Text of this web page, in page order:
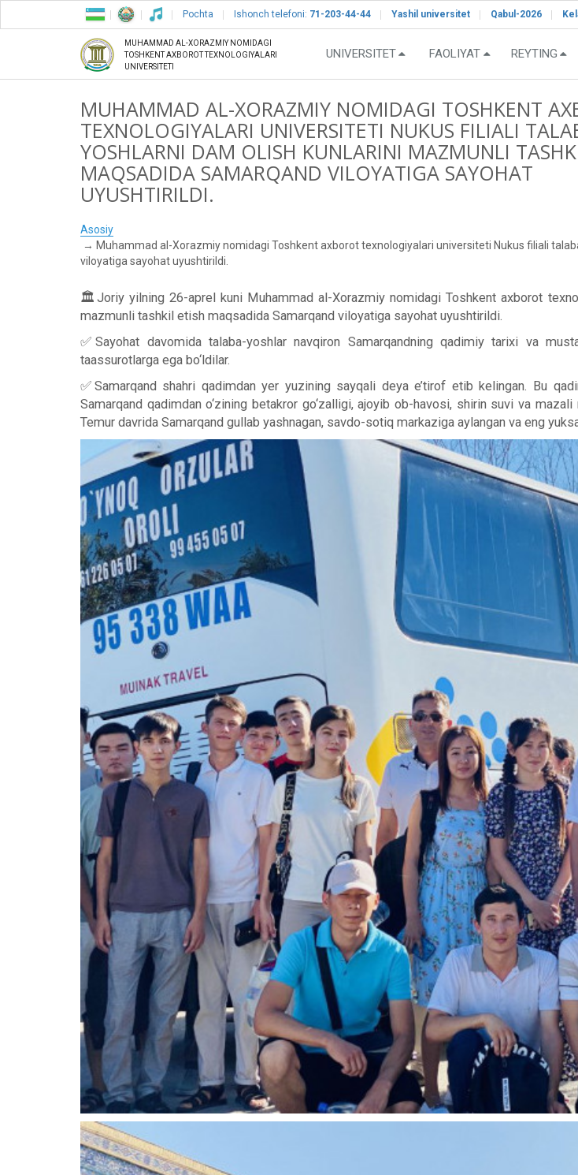
Pochta Ishonch telefoni: 71-203-44-44 Yashil universitet Qabul-2026
MUHAMMAD AL-XORAZMIY NOMIDAGI
TOSHKENT AXBOROT TEXNOLOGIYALARI
UNIVERSITETI
UNIVERSITET FAOLIYAT REYTING
MUHAMMAD AL-XORAZMIY NOMIDAGI TOSHKENT
TEXNOLOGIYALARI UNIVERSITETI NUKUS FILIALI
YOSHLARNI DAM OLISH KUNLARINI MAZMUNLI
MAQSADIDA SAMARQAND VILOYATIGA SAYOHAT
UYUSHTIRILDI.
Asosiy
Muhammad al-Xorazmiy nomidagi Toshkent axborot texnologiyalari universiteti Nukus filiali
viloyatiga sayohat uyushtirildi.
🏛Joriy yilning 26-aprel kuni Muhammad al-Xorazmiy nomidagi Toshkent axborot
mazmunli tashkil etish maqsadida Samarqand viloyatiga sayohat uyushtirildi.
✅Sayohat davomida talaba-yoshlar navqiron Samarqandning qadimiy tarixi va
taassurotlarga ega bo‘ldilar.
✅Samarqand shahri qadimdan yer yuzining sayqali deya e’tirof etib kelingan. Bu
Samarqand qadimdan o‘zining betakror go‘zalligi, ajoyib ob-havosi, shirin suvi va
Temur davrida Samarqand gullab yashnagan, savdo-sotiq markaziga aylangan va eng